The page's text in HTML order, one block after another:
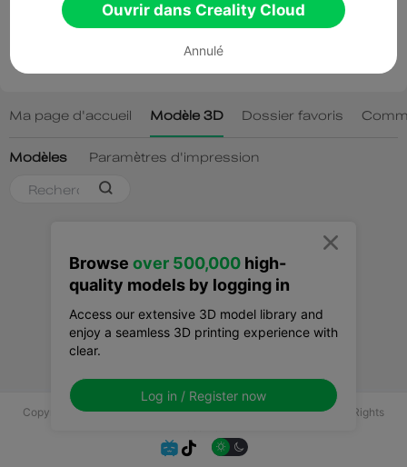
Copyright © 2025 Shenzhen Creality 3D Technology Co., Ltd All Rights
 
Browse over 500,000 high-
quality models by logging in
Access our extensive 3D model library and
enjoy a seamless 3D printing experience with
clear.
Log in / Register now

Ouvrir dans Creality Cloud
Annulé